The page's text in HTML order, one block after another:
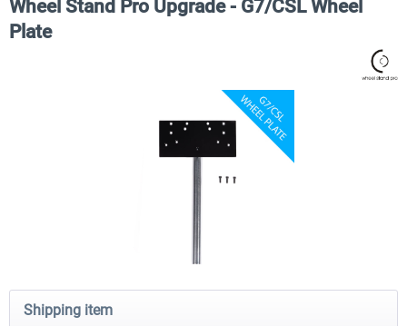
Wheel Stand Pro Upgrade - G7/CSL Wheel
Plate
Shipping item